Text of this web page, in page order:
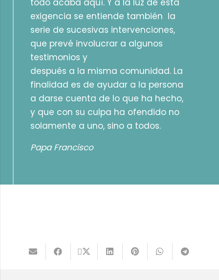
exigencia se entiende también la
serie de sucesivas intervenciones,
que prevé involucrar a algunos
testimonios y
después a la misma comunidad. La
finalidad es de ayudar a la persona
a darse cuenta de lo que ha hecho,
y que con su culpa ha ofendido no
solamente a uno, sino a todos.
Papa Francisco